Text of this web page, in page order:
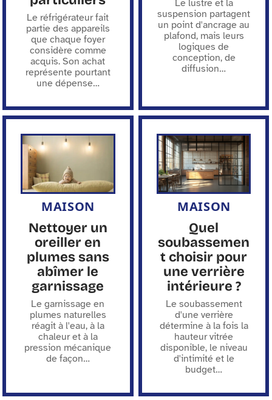
Le réfrigérateur fait
partie des appareils
que chaque foyer
considère comme
acquis. Son achat
représente pourtant
une dépense…
Le lustre et la
suspension partagent
un point d'ancrage au
plafond, mais leurs
logiques de
conception, de
diffusion…
MAISON
Nettoyer un
oreiller en
plumes sans
abîmer le
garnissage
Le garnissage en
plumes naturelles
réagit à l'eau, à la
chaleur et à la
pression mécanique
de façon…
MAISON
Quel
soubassemen
t choisir pour
une verrière
intérieure ?
Le soubassement
d'une verrière
détermine à la fois la
hauteur vitrée
disponible, le niveau
d'intimité et le
budget…